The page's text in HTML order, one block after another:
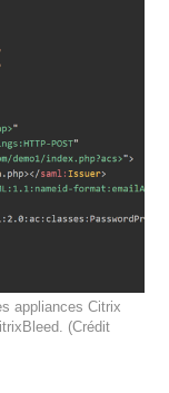
appliances Citrix
(Crédit